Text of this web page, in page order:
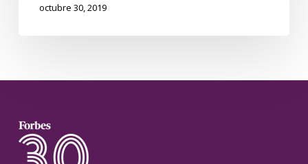
octubre 30, 2019